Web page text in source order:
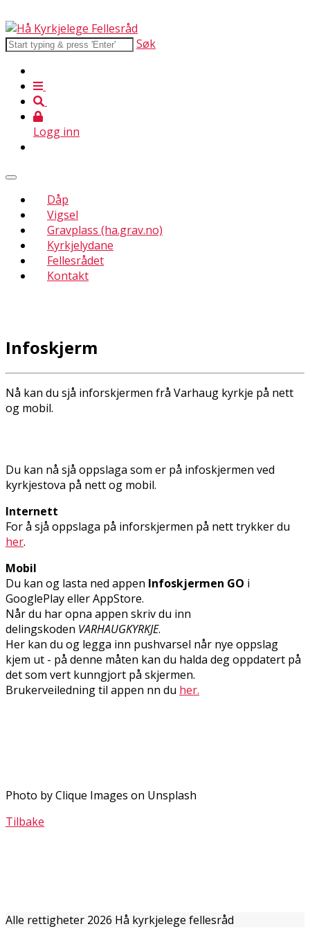
Søk
Logg inn
Dåp
Vigsel
Gravplass (ha.grav.no)
Kyrkjelydane
Fellesrådet
Kontakt
Infoskjerm
Nå kan du sjå inforskjermen frå Varhaug kyrkje på nett
og mobil.
Du kan nå sjå oppslaga som er på infoskjermen ved
kyrkjestova på nett og mobil.
Internett
For å sjå oppslaga på inforskjermen på nett trykker du
her.
Mobil
Du kan og lasta ned appen Infoskjermen GO i
GooglePlay eller AppStore.
Når du har opna appen skriv du inn
delingskoden VARHAUGKYRKJE.
Her kan du og legga inn pushvarsel når nye oppslag
kjem ut - på denne måten kan du halda deg oppdatert på
det som vert kunngjort på skjermen.
Brukerveiledning til appen finn du her.
Photo by Clique Images on Unsplash
Tilbake
Alle rettigheter 2026 Hå kyrkjelege fellesråd